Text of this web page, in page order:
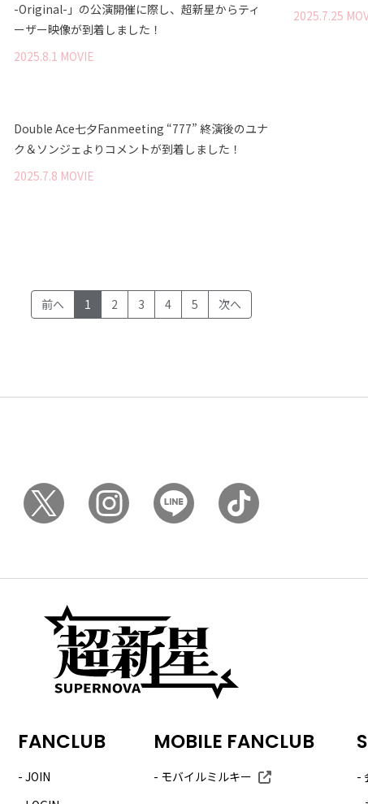
-Original-」の公演開催に際し、超新星からティ
ーザー映像が到着しました！
2025.8.1 MOVIE
2025.7.25
Double Ace七夕Fanmeeting “777” 終演後のユナ
ク＆ソンジェよりコメントが到着しました！
2025.7.8 MOVIE
前へ 1 (current)
2 3 4 5 次へ
FANCLUB
JOIN
MOBILE FANCLUB
モバイルミルキー